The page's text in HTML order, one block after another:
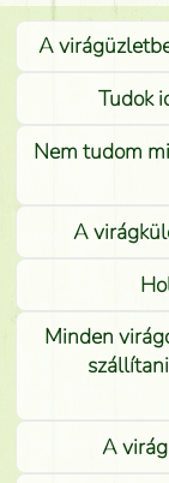
A
Tudok
Nem tudom
A
Minden
A